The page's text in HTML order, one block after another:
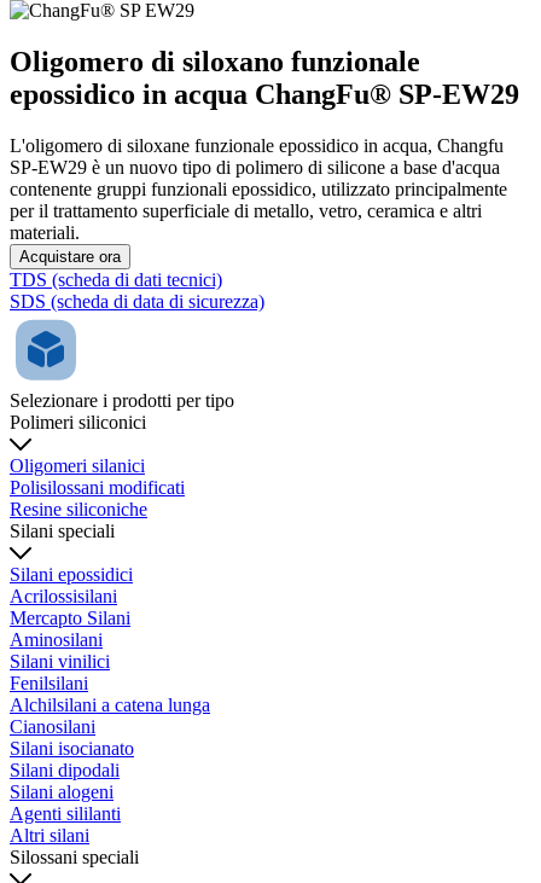
Oligomero di siloxano funzionale
epossidico in acqua ChangFu® SP-EW29
L'oligomero di siloxane funzionale epossidico in acqua, Changfu
SP-EW29 è un nuovo tipo di polimero di silicone a base d'acqua
contenente gruppi funzionali epossidico, utilizzato principalmente
per il trattamento superficiale di metallo, vetro, ceramica e altri
materiali.
Acquistare ora
TDS (scheda di dati tecnici)
SDS (scheda di data di sicurezza)
Selezionare i prodotti per tipo
Polimeri siliconici
Oligomeri silanici
Polisilossani modificati
Resine siliconiche
Silani speciali
Silani epossidici
Acrilossisilani
Mercapto Silani
Aminosilani
Silani vinilici
Fenilsilani
Alchilsilani a catena lunga
Cianosilani
Silani isocianato
Silani dipodali
Silani alogeni
Agenti sililanti
Altri silani
Silossani speciali